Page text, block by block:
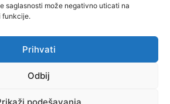
saglasnosti može negativno uticati na
funkcije.
Prihvati
Odbij
podešavanja